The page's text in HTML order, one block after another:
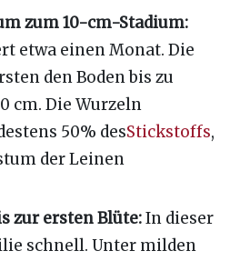
zum 10-cm-Stadium:
etwa einen Monat. Die
den Boden bis zu
cm. Die Wurzeln
50% desStickstoffs,
der Leinen
zur ersten Blüte:In dieser
schnell. Unter milden